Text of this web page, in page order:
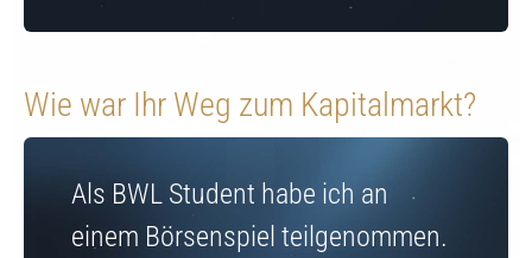
Wie war Ihr Weg zum Kapitalmarkt?
Als BWL Student habe ich an
einem Börsenspiel teilgenommen.